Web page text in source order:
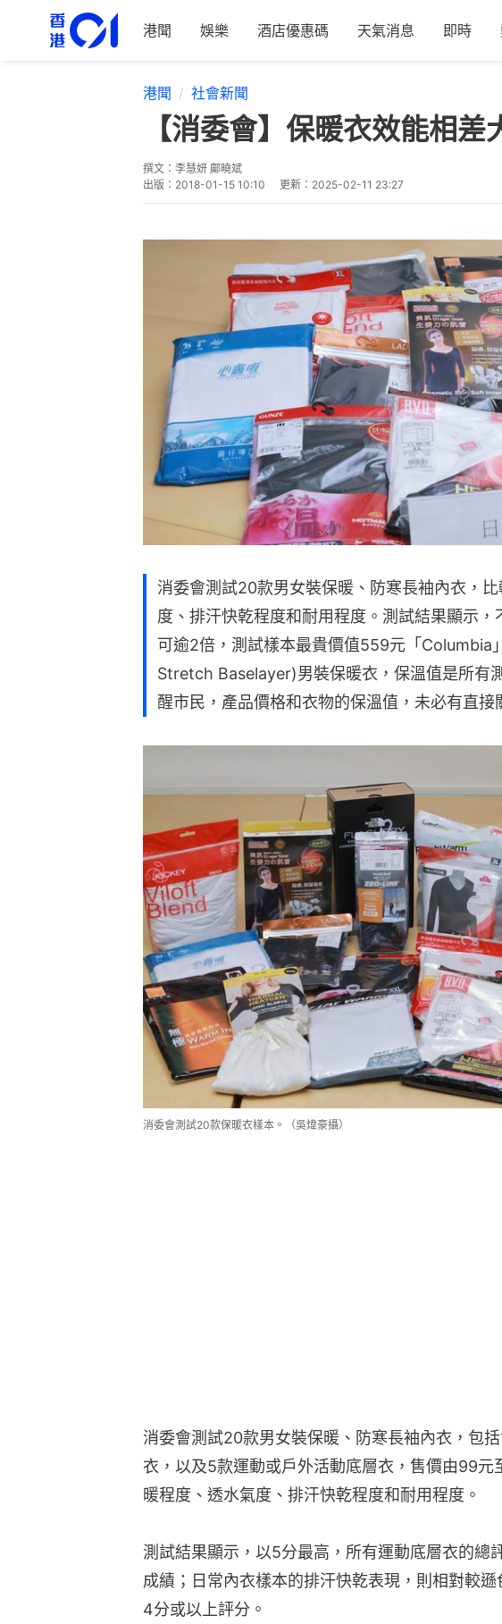
港聞 娛樂 酒店優惠碼 天氣消息 即時
港聞 社會新聞
【消委會】保暖衣效能相
撰文： 李慧妍 鄺曉斌
出版： 2018-01-15 10:10 更新： 2025-02-11 23:27
消委會測試20款男女裝保暖、防寒長袖內衣，
度、排汗快乾程度和耐用程度。測試結果顯示，
可逾2倍，測試樣本最貴價值559元「
Stretch Baselayer)男裝保暖衣，保溫值是所有
醒市民，產品價格和衣物的保溫值，未必有直接
消委會測試20款保暖衣樣本。（吳煒豪攝）
消委會測試20款男女裝保暖、防寒長袖內衣，包
衣，以及5款運動或戶外活動底層衣，售價由99
暖程度、透水氣度、排汗快乾程度和耐用程度。
測試結果顯示，以5分最高，所有運動底層衣的總
成績；日常內衣樣本的排汗快乾表現，則相對較
4分或以上評分。